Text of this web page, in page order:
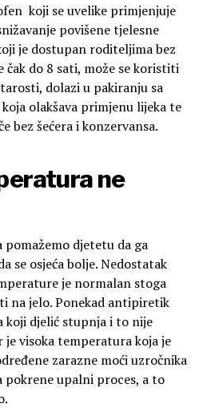
koji se uvelike primjenjuje
povišene tjelesne
je dostupan roditeljima bez
čak do 8 sati, može se koristiti
dolazi u pakiranju sa
olakšava primjenu lijeka te
bez šećera i konzervansa.
ne
djetetu da ga
se osjeća bolje. Nedostatak
je normalan stoga
na jelo. Ponekad antipiretik
koji djelić stupnja i to nije
visoka temperatura koja je
zarazne moći uzročnika
pokrene upalni proces, a to